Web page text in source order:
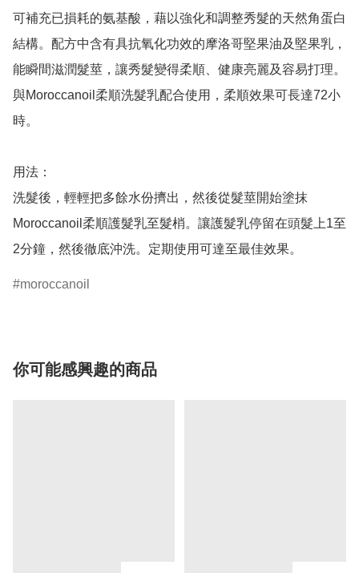
可補充已損耗的氨基酸，藉以強化和調整秀髮的天然角蛋白
結構。配方中含有具抗氧化功效的摩洛哥堅果油及堅果乳，
能瞬間滋潤髮莖，讓秀髮變得柔順、健康亮麗及容易打理。
與Moroccanoil柔順洗髮乳配合使用，柔順效果可長達72小
時。
用法：
洗髮後，輕輕把多餘水份擠出，然後從髮莖開始塗抹
Moroccanoil柔順護髮乳至髮梢。讓護髮乳停留在頭髮上1至
2分鐘，然後徹底沖洗。定期使用可達至最佳效果。
moroccanoil
你可能感興趣的商品